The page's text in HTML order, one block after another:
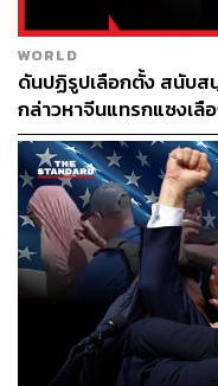
WORLD
ดันปฏิรูปเลือกตั้ง สนับส
กล่าวหาจีนแทรกแซงเ